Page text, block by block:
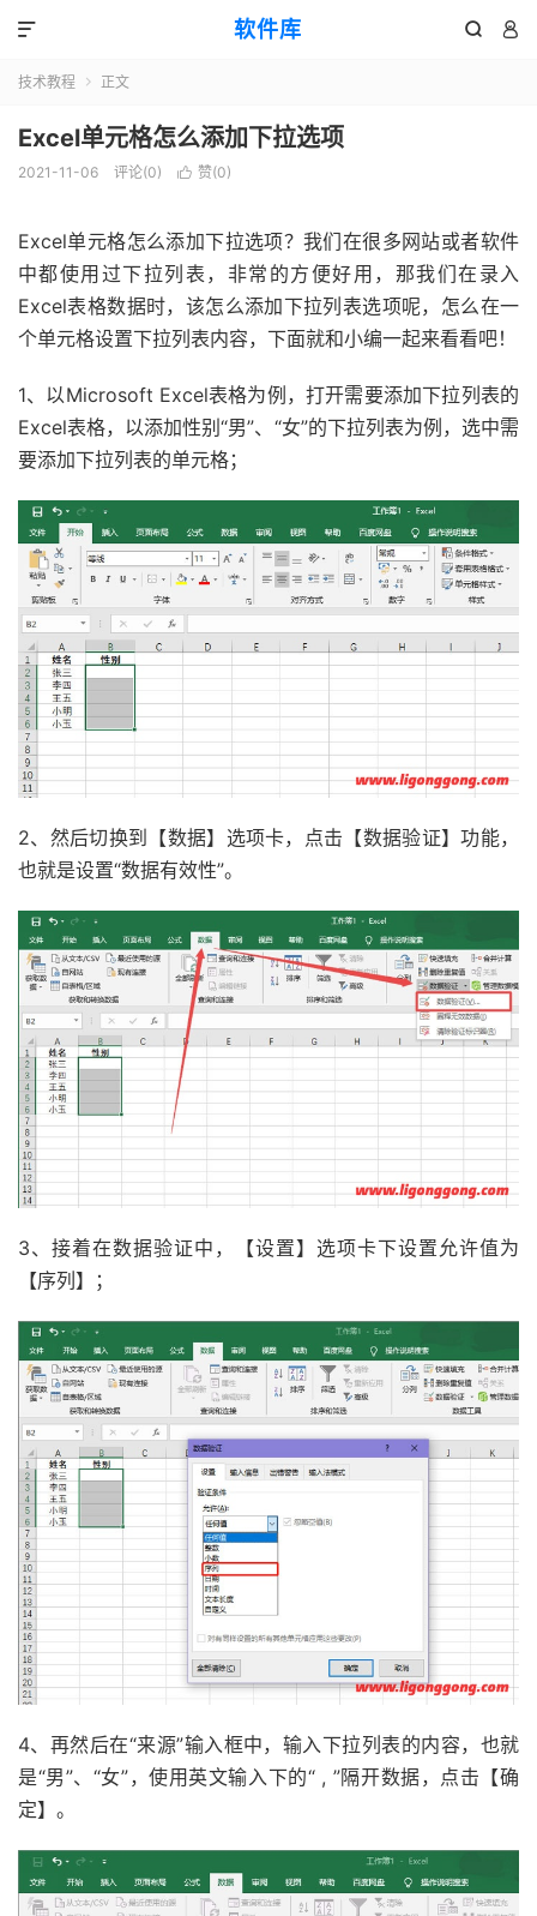
软件库  

技术教程  正文
Excel单元格怎么添加下拉选项
2021-11-06 评论(0)  赞(0)
Excel单元格怎么添加下拉选项？我们在很多网站或者软件
中都使用过下拉列表，非常的方便好用，那我们在录入
Excel表格数据时，该怎么添加下拉列表选项呢，怎么在一
个单元格设置下拉列表内容，下面就和小编一起来看看吧！
1、以Microsoft Excel表格为例，打开需要添加下拉列表的
Excel表格，以添加性别“男”、“女”的下拉列表为例，选中需
要添加下拉列表的单元格；
2、然后切换到【数据】选项卡，点击【数据验证】功能，
也就是设置“数据有效性”。
3、接着在数据验证中，【设置】选项卡下设置允许值为
【序列】；
4、再然后在“来源”输入框中，输入下拉列表的内容，也就
是“男”、“女”，使用英文输入下的“ , ”隔开数据，点击【确
定】。